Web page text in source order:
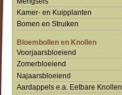
Kamer- en Kuipplanten
Bomen en Struiken
Bloembollen en Knollen
Voorjaarsbloeiend
Zomerbloeiend
Najaarsbloeiend
Aardappels e.a. Eetbare Knollen